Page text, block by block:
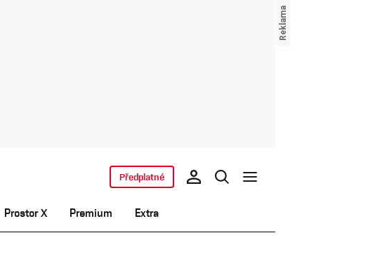
Prostor X Premium Extra
Předplatné